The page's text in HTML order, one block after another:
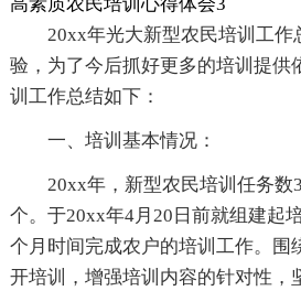
高素质农民培训心得体会3
20xx年光大新型农民培训工作
验，为了今后抓好更多的培训提供
训工作总结如下：
一、培训基本情况：
20xx年，新型农民培训任务数
个。于20xx年4月20日前就组建起
个月时间完成农户的培训工作。围
开培训，增强培训内容的针对性，